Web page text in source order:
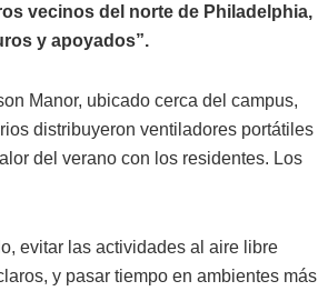
vecinos del norte de Philadelphia,
y apoyados”.
Manor, ubicado cerca del campus,
distribuyeron ventiladores portátiles
del verano con los residentes. Los
evitar las actividades al aire libre
y pasar tiempo en ambientes más